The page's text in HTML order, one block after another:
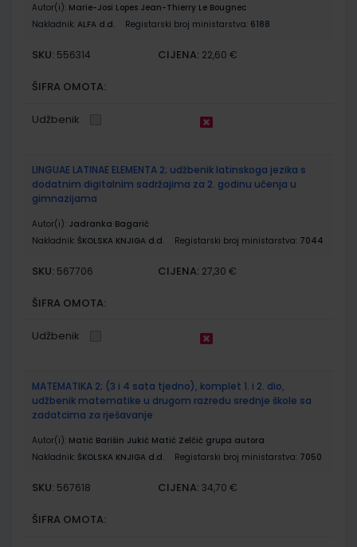
Autor(i): Marie-Josi Lopes Jean-Thierry Le Bougnec
Nakladnik: ALFA d.d. Registarski broj ministarstva: 6188
SKU: 556314 CIJENA: 22,60 €
ŠIFRA OMOTA:
Udžbenik
LINGUAE LATINAE ELEMENTA 2; udžbenik latinskoga jezika s
dodatnim digitalnim sadržajima za 2. godinu učenja u
gimnazijama
Autor(i): Jadranka Bagarić
Nakladnik: ŠKOLSKA KNJIGA d.d. Registarski broj ministarstva: 7044
SKU: 567706 CIJENA: 27,30 €
ŠIFRA OMOTA:
Udžbenik
MATEMATIKA 2; (3 i 4 sata tjedno), komplet 1. i 2. dio,
udžbenik matematike u drugom razredu srednje škole sa
zadatcima za rješavanje
Autor(i): Matić Barišin Jukić Matić Zelčić grupa autora
Nakladnik: ŠKOLSKA KNJIGA d.d. Registarski broj ministarstva: 7050
SKU: 567618 CIJENA: 34,70 €
ŠIFRA OMOTA: